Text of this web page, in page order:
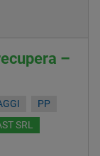
–
PP
SRL